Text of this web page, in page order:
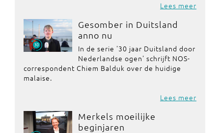
Lees meer
Gesomber in Duitsland
anno nu
In de serie '30 jaar Duitsland door
Nederlandse ogen' schrijft NOS-
correspondent Chiem Balduk over de huidige
malaise.
Lees meer
Merkels moeilijke
beginjaren